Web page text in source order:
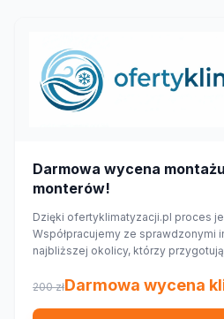
Darmowa wycena
monterów!
Dzięki ofertyklimatyzacji.pl proces
Współpracujemy ze sprawdzonymi
najbliższej okolicy, którzy
200 złDarmowa wycena